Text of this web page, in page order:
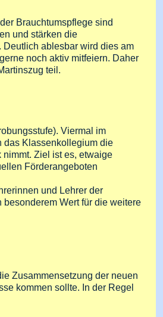
Brauchtumspflege sind
und stärken die
ablesbar wird dies am
noch aktiv mitfeiern. Daher
teil.
Viermal im
das Klassenkollegium die
Ziel ist es, etwaige
Förderangeboten
und Lehrer der
Wert für die weitere
Zusammensetzung der neuen
kommen sollte. In der Regel